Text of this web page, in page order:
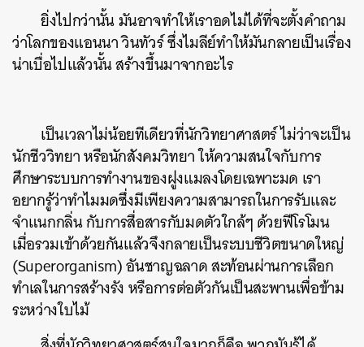
ยิ่งไปกว่านั้น มันอาจทำให้เราอดไม่ได้ที่จะตั้งคำถาม
ว่าโลกของแอนนา วินทัวร์ ซึ่งไมลีย์ทำให้มันกลายเป็นเรื่อง
น่าเบื่อไปแล้วนั้น สร้างขึ้นมาจากอะไร
เป็นเวลาไม่น้อยทีเดียวที่นักวิทยาศาสตร์ ไม่ว่าจะเป็น
นักชีววิทยา หรือนักสังคมวิทยา ให้ความสนใจกับการ
ศึกษาระบบการทำงานของฝูงแมลงโดยเฉพาะมด เรา
อยากรู้ว่าทำไมมดซึ่งมีเพียงความสามารถในการรับและ
จำแนกกลิ่น กับการสื่อสารกับมดตัวใกล้ๆ ด้วยฟีโรโมน
เมื่อรวมเข้าด้วยกันแล้วจึงกลายเป็นระบบชีวิตขนาดใหญ่
(Superorganism) อันชาญฉลาด สะท้อนผ่านการเลือก
ทำเลในการสร้างรัง หรือการต่อตัวกันเป็นสะพานเพื่อข้าม
ระหว่างใบไม้